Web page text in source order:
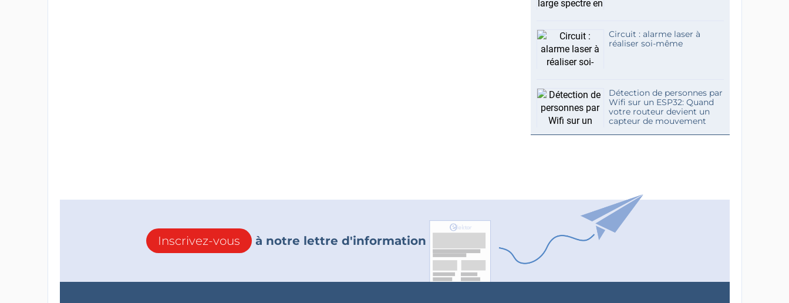
Circuit : alarme laser à
réaliser soi-même
Détection de personnes par
Wifi sur un ESP32: Quand
votre routeur devient un
capteur de mouvement
Inscrivez-vous à notre lettre d'information